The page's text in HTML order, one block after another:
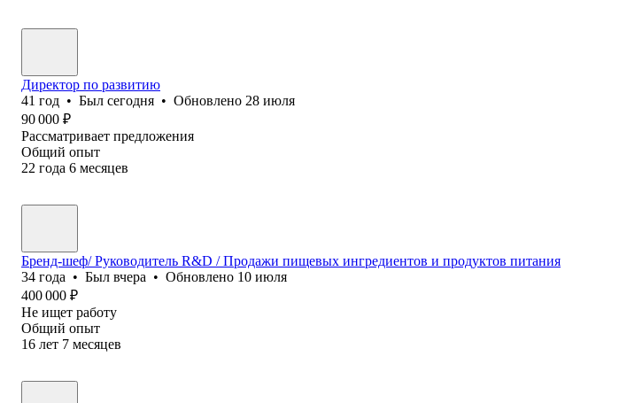
Директор по развитию
41 год • Был сегодня • Обновлено 28 июля
90 000 ₽
Рассматривает предложения
Общий опыт
22 года 6 месяцев
Бренд-шеф/ Руководитель R&D / Продажи пищевых ингредиентов и продуктов питания
34 года • Был вчера • Обновлено 10 июля
400 000 ₽
Не ищет работу
Общий опыт
16 лет 7 месяцев